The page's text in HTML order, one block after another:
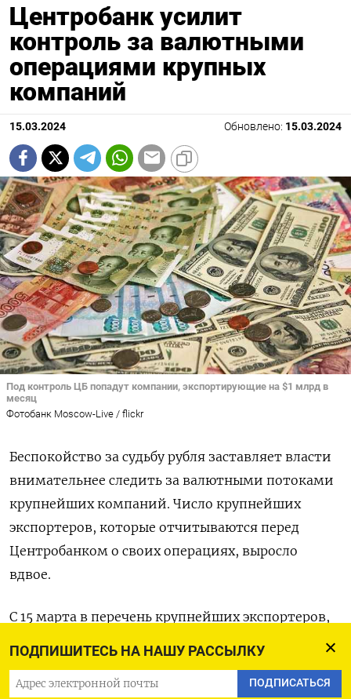
ПОДПИШИТЕСЬ НА НАШУ РАССЫЛКУ
ПОДПИСАТЬСЯ
Центробанк усилит
контроль за валютными
операциями крупных
компаний
15.03.2024 Обновлено: 15.03.2024
Под контроль ЦБ попадут компании, экспортирующие на $1 млрд в
месяц
Фотобанк Moscow-Live / flickr
Беспокойство за судьбу рубля заставляет власти
внимательнее следить за валютными потоками
крупнейших компаний. Число крупнейших
экспортеров, которые отчитываются перед
Центробанком о своих операциях, выросло
вдвое.
С 15 марта в перечень крупнейших экспортеров,
включаютсякомпании, у которых в прошлом